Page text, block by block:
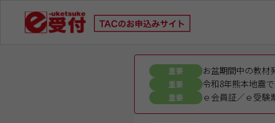
重要 お盆期間中の教材
重要 令和8年熊本地震
重要 ｅ会員証／ｅ受験